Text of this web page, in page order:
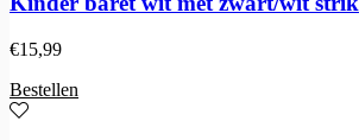
€15,99
Bestellen